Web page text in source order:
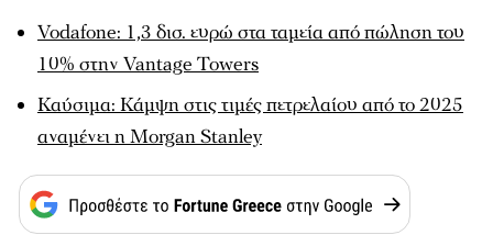
Vodafone: 1,3 δισ. ευρώ στα ταμεία από πώληση του
10% στην Vantage Towers
Καύσιμα: Κάμψη στις τιμές πετρελαίου από το 2025
αναμένει η Morgan Stanley